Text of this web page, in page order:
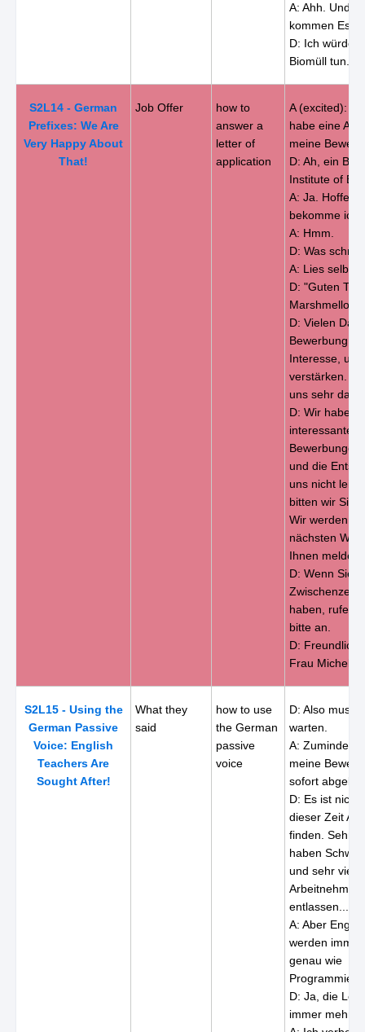
A: Ahh. Und
kommen
D: Ich würde
Biomüll tun.
S2L14 - German
Prefixes: We Are
Very Happy About
That!
Job Offer
how to
answer a
letter of
application
A (excited):
habe eine
meine
D: Ah, ein
Institute of
A: Ja.
bekomme ich
A: Hmm.
D: Was
A: Lies
D: "Guten
Marshmellow,
D: Vielen
Bewerbung
Interesse,
verstärken.
uns sehr
D: Wir haben
interessante
Bewerbungen
und die
uns nicht
bitten wir Sie
Wir werden
nächsten
Ihnen melden.
D: Wenn Sie
Zwischenzeit
haben, rufen
bitte an.
D:
Frau Michely.
S2L15 - Using the
German Passive
Voice: English
Teachers Are
Sought After!
What they
said
how to use
the German
passive
voice
D: Also musst
warten.
A: Zumindest
meine
sofort
D: Es ist nicht
dieser Zeit
finden. Sehr
haben
und sehr viele
Arbeitnehmer
entlassen...
A: Aber
werden
genau wie
D: Ja, die
immer mehr